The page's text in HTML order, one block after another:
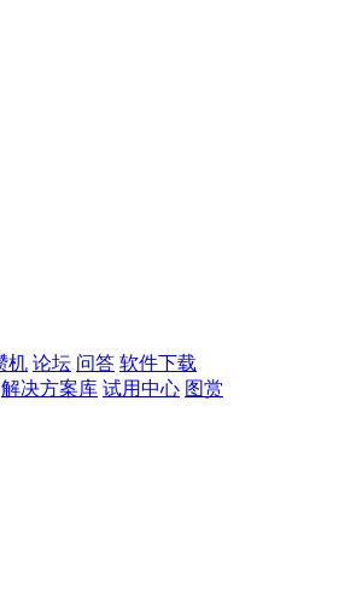
机 论坛 问答 软件下载
解决方案库 试用中心 图赏